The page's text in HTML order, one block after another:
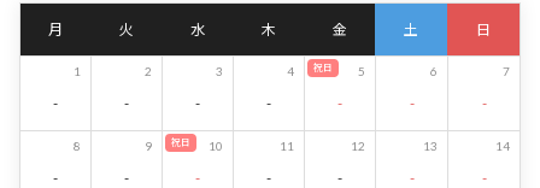
月 火 水 木 金 土 日
1
-
2
-
3
-
4
-
祝日 5
-
6
-
7
-
8
-
9
-
祝日 10
-
11
-
12
-
13
-
14
-